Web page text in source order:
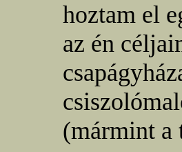
hoztam el
az én
(mármint a